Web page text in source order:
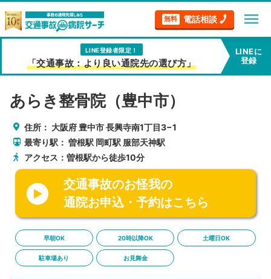
無料 電話相談 menu
LINE登録者限定！
「交通事故：より良い通院先の選び方」
LINEに
登録
あらき整骨院（豊中市）
住所： 大阪府 豊中市長興寺南1丁目3−1
最寄り駅：曽根駅 岡町駅 服部天神駅
アクセス：曽根駅から徒歩10分
交通事故のお怪我の
通院お申込・予約はこちら
早朝OK 20時以降OK 土曜日OK
駐車場あり お見舞金